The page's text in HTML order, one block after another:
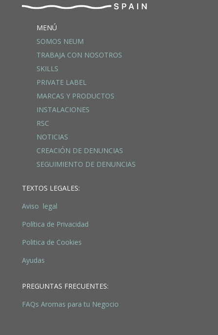
MENÚ
SOMOS NEUM
TRABAJA CON NOSOTROS
SKILLS
PRIVATE LABEL
MARCAS Y PRODUCTOS
INSTALACIONES
RSC
NOTICIAS
CREACIÓN DE DENUNCIAS
SEGUIMIENTO DE DENUNCIAS
TEXTOS LEGALES:
Aviso legal
Política de Privacidad
Politica de Cookies
Ayudas
PREGUNTAS FRECUENTES:
FAQs Aromas para tu Negocio